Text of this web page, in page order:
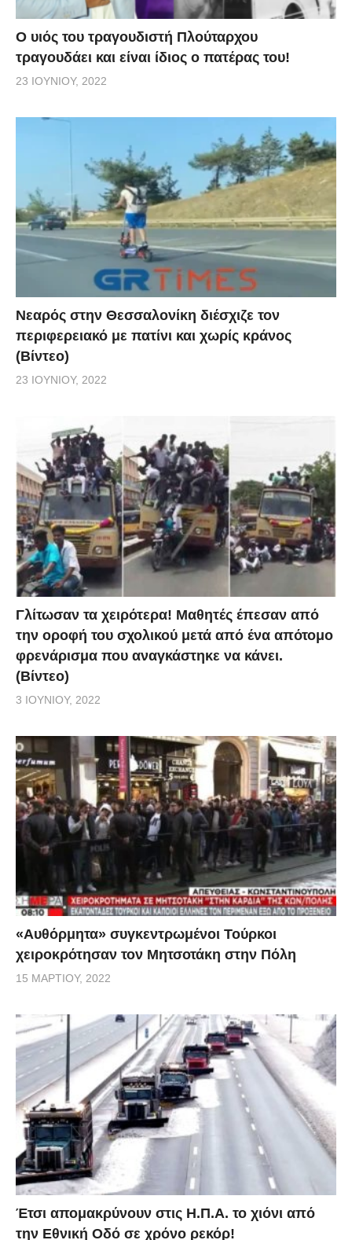
O υιός του τραγουδιστή Πλούταρχου
τραγουδάει και είναι ίδιος ο πατέρας του!
23 ΙΟΥΝΊΟΥ, 2022
Νεαρός στην Θεσσαλονίκη διέσχιζε τον
περιφερειακό με πατίνι και χωρίς κράνος
(Βίντεο)
23 ΙΟΥΝΊΟΥ, 2022
Γλίτωσαν τα χειρότερα! Μαθητές έπεσαν από
την οροφή του σχολικού μετά από ένα απότομο
φρενάρισμα που αναγκάστηκε να κάνει.
(Βίντεο)
3 ΙΟΥΝΊΟΥ, 2022
«Αυθόρμητα» συγκεντρωμένοι Τούρκοι
χειροκρότησαν τον Μητσοτάκη στην Πόλη
15 ΜΑΡΤΊΟΥ, 2022
Έτσι απομακρύνουν στις Η.Π.Α. το χιόνι από
την Εθνική Οδό σε χρόνο ρεκόρ!